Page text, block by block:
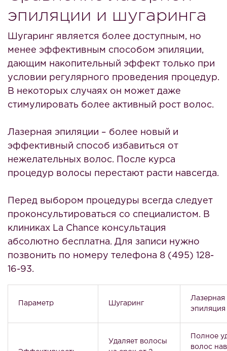
эпиляции и шугаринга
Шугаринг является более доступным, но
менее эффективным способом эпиляции,
дающим накопительный эффект только при
условии регулярного проведения процедур.
В некоторых случаях он может даже
стимулировать более активный рост волос.
Лазерная эпиляции – более новый и
эффективный способ избавиться от
нежелательных волос. После курса
процедур волосы перестают расти навсегда.
Перед выбором процедуры всегда следует
проконсультироваться со специалистом. В
клиниках La Chance консультация
абсолютно бесплатна. Для записи нужно
позвонить по номеру телефона 8 (495) 128-
16-93.
Параметр Шугаринг
Лазерная
эпиляция
Удаляет волосы
Полное
волос